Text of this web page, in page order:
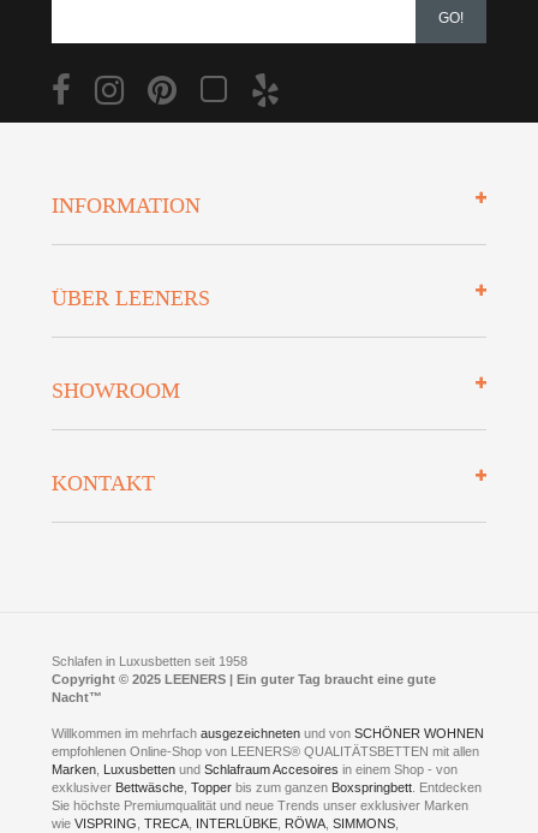
GO!
INFORMATION
Finanzierung
Datenschutz
ÜBER LEENERS
Preisgarantie
Presse
Jobs
SHOWROOM
Fotoalbum
Kontakt
KONTAKT
Neuer Showroom für unsere Onlineartikel.
Kontakt via:WhatsApp
Kontakt via:eMail
mögliche Zeiten für eine Showroom Terminreservierung
Schlafen in Luxusbetten seit 1958
Copyright © 2025 LEENERS | Ein guter Tag braucht eine gute
Nacht™
Willkommen im mehrfachausgezeichnetenund vonSCHÖNER WOHNEN
empfohlenen Online-Shop von LEENERS® QUALITÄTSBETTEN mit allen
Marken Luxusbetten undSchlafraum Accesoires in einem Shop - von
exklusiver Bettwäsche ,Topper bis zum ganzen Boxspringbett . Entdecken
Sie höchste Premiumqualität und neue Trends unser exklusiver Marken
wieVISPRING ,TRECA INTERLÜBKE RÖWA ,SIMMONS